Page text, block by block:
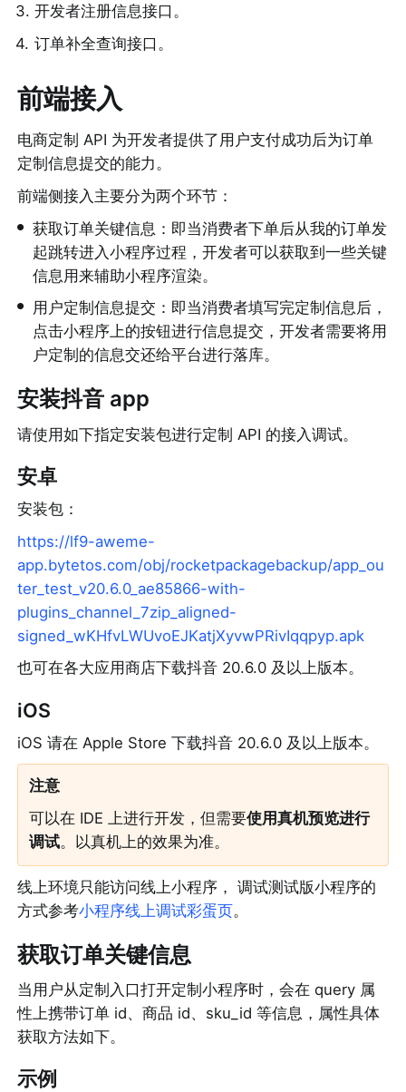
3. 开发者注册信息接口。
4. 订单补全查询接口。
前端接入
电商定制 API 为开发者提供了用户支付成功后为订单
定制信息提交的能力。
前端侧接入主要分为两个环节：
• 获取订单关键信息：即当消费者下单后从我的订单发
起跳转进入小程序过程，开发者可以获取到一些关键
信息用来辅助小程序渲染。
• 用户定制信息提交：即当消费者填写完定制信息后，
点击小程序上的按钮进行信息提交，开发者需要将用
户定制的信息交还给平台进行落库。
安装抖音 app
请使用如下指定安装包进行定制 API 的接入调试。
安卓
安装包：
https://lf9-aweme-
app.bytetos.com/obj/rocketpackagebackup/app_ou
ter_test_v20.6.0_ae85866-with-
plugins_channel_7zip_aligned-
signed_wKHfvLWUvoEJKatjXyvwPRivIqqpyp.apk
也可在各大应用商店下载抖音 20.6.0 及以上版本。
iOS
iOS 请在 Apple Store 下载抖音 20.6.0 及以上版本。
注意
可以在 IDE 上进行开发，但需要使用真机预览进行
调试。以真机上的效果为准。
线上环境只能访问线上小程序， 调试测试版小程序的
方式参考小程序线上调试彩蛋页。
获取订单关键信息
当用户从定制入口打开定制小程序时，会在 query 属
性上携带订单 id、商品 id、sku_id 等信息，属性具体
获取方法如下。
示例